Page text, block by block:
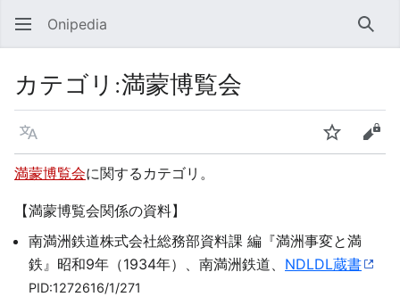
Onipedia 検索
カテゴリ :満蒙博覧会
言語 ウォッチソ
満蒙博覧会に関するカテゴリ。
【満蒙博覧会関係の資料】
南満洲鉄道株式会社総務部資料課 編『満洲事変と満
鉄』昭和9年（1934年）、南満洲鉄道、 NDLDL蔵書
PID:1272616/1/271